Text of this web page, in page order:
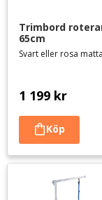
Trimbord
65cm
Svart eller rosa matta
1 199 kr